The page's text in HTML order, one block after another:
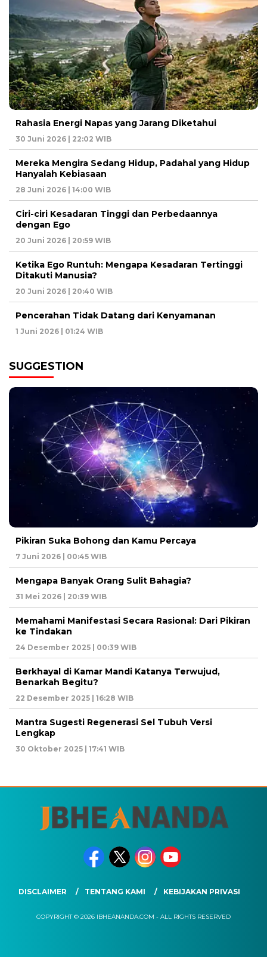
Rahasia Energi Napas yang Jarang Diketahui
30 Juni 2026 | 22:02 WIB
Mereka Mengira Sedang Hidup, Padahal yang Hidup
Hanyalah Kebiasaan
28 Juni 2026 | 14:00 WIB
Ciri-ciri Kesadaran Tinggi dan Perbedaannya
dengan Ego
20 Juni 2026 | 20:59 WIB
Ketika Ego Runtuh: Mengapa Kesadaran Tertinggi
Ditakuti Manusia?
20 Juni 2026 | 20:40 WIB
Pencerahan Tidak Datang dari Kenyamanan
1 Juni 2026 | 01:24 WIB
SUGGESTION
Pikiran Suka Bohong dan Kamu Percaya
7 Juni 2026 | 00:45 WIB
Mengapa Banyak Orang Sulit Bahagia?
31 Mei 2026 | 20:39 WIB
Memahami Manifestasi Secara Rasional: Dari Pikiran
ke Tindakan
24 Desember 2025 | 00:39 WIB
Berkhayal di Kamar Mandi Katanya Terwujud,
Benarkah Begitu?
22 Desember 2025 | 16:28 WIB
Mantra Sugesti Regenerasi Sel Tubuh Versi
Lengkap
30 Oktober 2025 | 17:41 WIB
DISCLAIMER TENTANG KAMI KEBIJAKAN PRIVASI
COPYRIGHT © 2026 IBHEANANDA.COM - ALL RIGHTS RESERVED